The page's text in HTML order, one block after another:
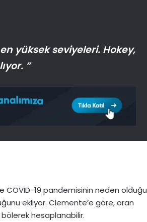
yüksek seviyeleri. Hokey,
”
COVID-19 pandemisinin neden olduğu
ekliyor. Clemente’e göre, oran
bölerek hesaplanabilir.